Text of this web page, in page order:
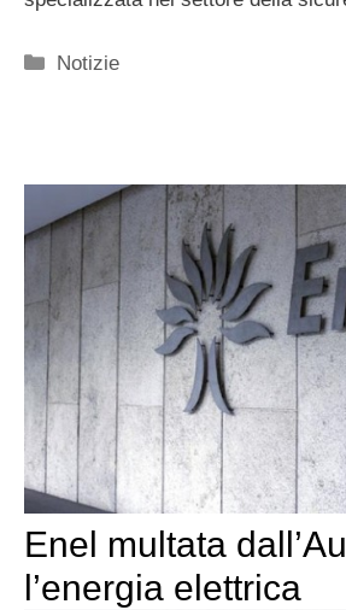
Categorie
Notizie
Enel multata
l’energia elettrica